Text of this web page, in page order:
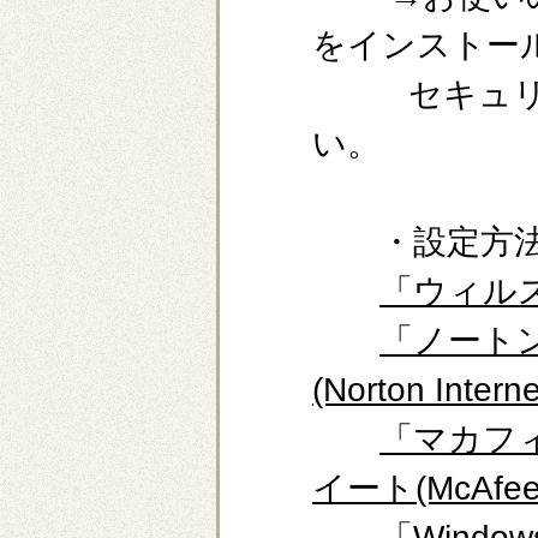
をインストー
セキュリテ
い。
・設定方
「ウィ
「ノー
(Norton
「マカ
イート